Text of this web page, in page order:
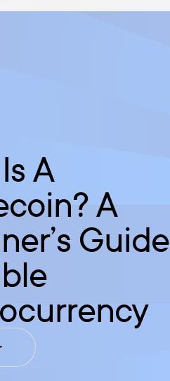
A
A
Guide